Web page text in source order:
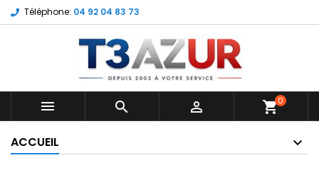
Téléphone: 04 92 04 83 73
   shopping_cart0
ACCUEIL